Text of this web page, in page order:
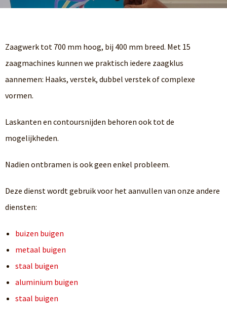
Zaagwerk tot 700 mm hoog, bij 400 mm breed. Met 15
zaagmachines kunnen we praktisch iedere zaagklus
aannemen: Haaks, verstek, dubbel verstek of complexe
vormen.
Laskanten en contoursnijden behoren ook tot de
mogelijkheden.
Nadien ontbramen is ook geen enkel probleem.
Deze dienst wordt gebruik voor het aanvullen van onze andere
diensten:
buizen buigen
metaal buigen
staal buigen
aluminium buigen
staal buigen